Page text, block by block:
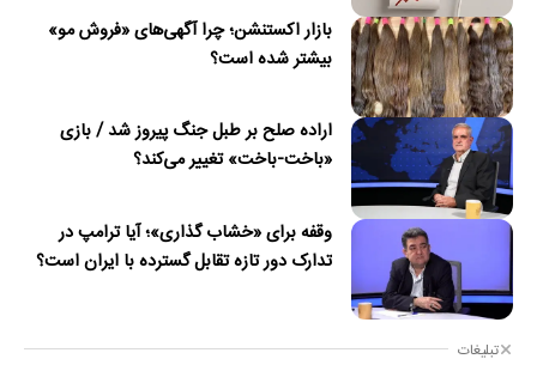
بازار اکستنشن؛ چرا آگهی‌های «فروش مو»
بیشتر شده است؟
اراده صلح بر طبل جنگ پیروز شد / بازی
«باخت-باخت» تغییر می‌کند؟
وقفه برای «خشاب گذاری»؛ آیا ترامپ در
تدارک دور تازه تقابل گسترده با ایران است؟
تبلیغات